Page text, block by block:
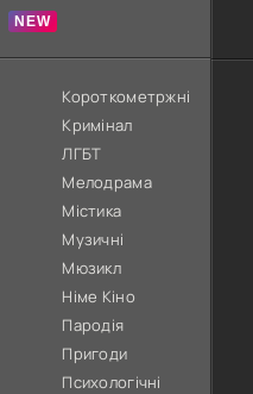
Короткометржні
Кримінал
ЛГБТ
Мелодрама
Містика
Музичні
Мюзикл
Німе Кіно
Пародія
Пригоди
Психологічні